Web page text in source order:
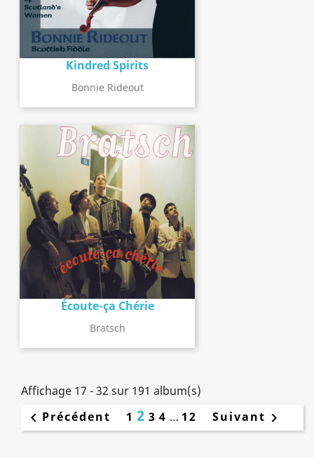
Kindred Spirits
Bonnie Rideout
Écoute-ça Chérie
Bratsch
Affichage 17 - 32 sur 191 album(s)
 Précédent 1 2 3 4 … 12 Suivant 